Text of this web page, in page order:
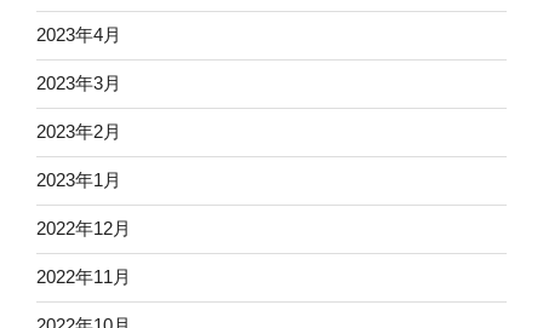
2023年4月
2023年3月
2023年2月
2023年1月
2022年12月
2022年11月